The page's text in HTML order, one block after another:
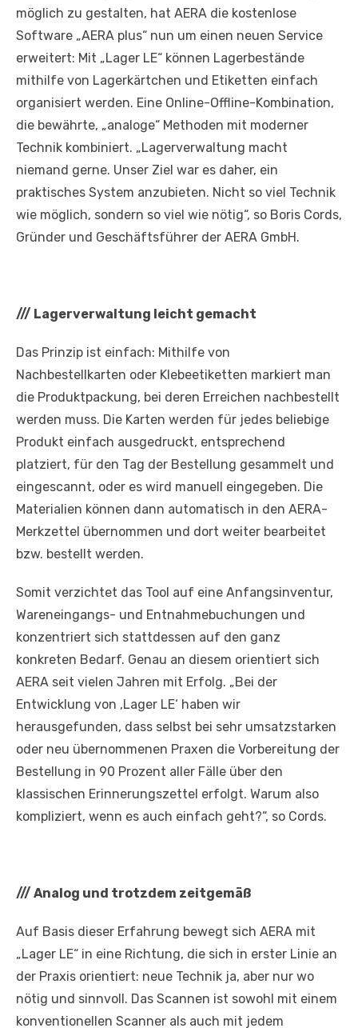
möglich zu gestalten, hat AERA die kostenlose
Software „AERA plus“ nun um einen neuen Service
erweitert: Mit „Lager LE“ können Lagerbestände
mithilfe von Lagerkärtchen und Etiketten einfach
organisiert werden. Eine Online-Offline-Kombination,
die bewährte, „analoge“ Methoden mit moderner
Technik kombiniert. „Lagerverwaltung macht
niemand gerne. Unser Ziel war es daher, ein
praktisches System anzubieten. Nicht so viel Technik
wie möglich, sondern so viel wie nötig“, so Boris Cords,
Gründer und Geschäftsführer der AERA GmbH.
/// Lagerverwaltung leicht gemacht
Das Prinzip ist einfach: Mithilfe von
Nachbestellkarten oder Klebeetiketten markiert man
die Produktpackung, bei deren Erreichen nachbestellt
werden muss. Die Karten werden für jedes beliebige
Produkt einfach ausgedruckt, entsprechend
platziert, für den Tag der Bestellung gesammelt und
eingescannt, oder es wird manuell eingegeben. Die
Materialien können dann automatisch in den AERA-
Merkzettel übernommen und dort weiter bearbeitet
bzw. bestellt werden.
Somit verzichtet das Tool auf eine Anfangsinventur,
Wareneingangs- und Entnahmebuchungen und
konzentriert sich stattdessen auf den ganz
konkreten Bedarf. Genau an diesem orientiert sich
AERA seit vielen Jahren mit Erfolg. „Bei der
Entwicklung von ‚Lager LE‘ haben wir
herausgefunden, dass selbst bei sehr umsatzstarken
oder neu übernommenen Praxen die Vorbereitung der
Bestellung in 90 Prozent aller Fälle über den
klassischen Erinnerungszettel erfolgt. Warum also
kompliziert, wenn es auch einfach geht?“, so Cords.
/// Analog und trotzdem zeitgemäß
Auf Basis dieser Erfahrung bewegt sich AERA mit
„Lager LE“ in eine Richtung, die sich in erster Linie an
der Praxis orientiert: neue Technik ja, aber nur wo
nötig und sinnvoll. Das Scannen ist sowohl mit einem
konventionellen Scanner als auch mit jedem